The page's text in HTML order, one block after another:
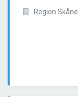
Region Skåne